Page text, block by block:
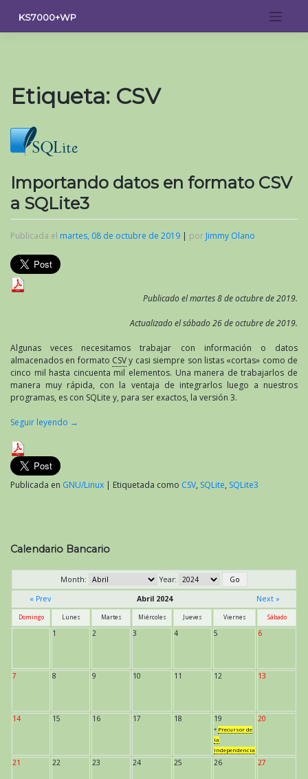
contenido
KS7000+WP
Etiqueta: CSV
Importando datos en formato CSV
a SQLite3
Publicada el martes, 08 de octubre de 2019 | por Jimmy Olano
Publicado el martes 8 de octubre de 2019.
Actualizado el sábado 26 de octubre de 2019.
Algunas veces necesitamos trabajar con información o datos
almacenados en formato CSVy casi siempre son listas «cortas» como de
cinco mil hasta cincuenta mil elementos. Una manera de trabajarlos de
manera muy rápida, con la ventaja de integrarlos luego a nuestros
programas, es con SQLite y, para ser exactos, la versión 3.
Seguir leyendo →
Publicada en GNU/Linux | Etiquetada como CSV, SQLite, SQLite3
Calendario Bancario
Month:
Year:
« Prev
Abril 2024 Next »
Domingo Lunes Martes Miércoles Jueves Viernes Sábado
1 2 3 4 5 6
7 8 9 10 11 12 13
14 15 16 17 18 19
* Precursor de
la
Independencia
20
21 22 23 24 25 26 27